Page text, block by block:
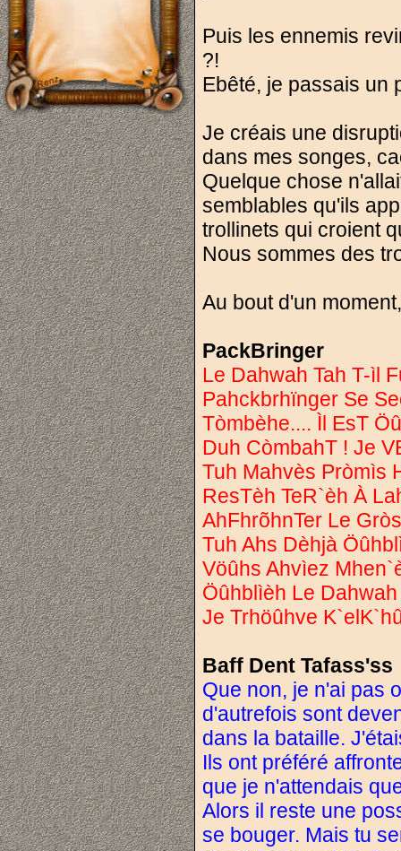
Puis les ennemis
?!
Ebêté, je passais un
Je créais une
dans mes songes,
Quelque chose
semblables qu'ils
trollinets qui croient
Nous sommes des
Au bout d'un
PackBringer
Le Dahwah Tah T-ìl
Pahckbrhïnger Se
Tòmbèhe.... Ìl EsT
Duh CòmbahT ! Je
Tuh Mahvès Pròmìs
ResTèh TeR`èh À
AhFhrõhnTer Le
Tuh Ahs Dèhjà
Vöûhs Ahvìez
Öûhblìèh Le
Je Trhöûhve
Baff Dent Tafass'ss
Que non, je n'ai pas
d'autrefois sont
dans la bataille.
Ils ont préféré
que je n'attendais
Alors il reste une
se bouger. Mais tu